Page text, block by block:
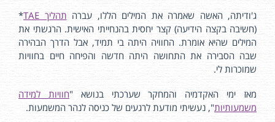
ג'ודיתה, האשה שאמרה את המילים הללו, עברה תהליך TAE
*
(חשיבה בקצה הידיעה) קצר יחסית בהנחייתי האישית. הרגשתי את
המילים שהיא אומרת. החוויה היתה בי תמיד, אבל הדרך הבהירה
שבה הסבירה את התחושה היתה חדשה והפיחה חיים בחוויות
שמוכרות לי.
מאז ימי האקדמיה והמחקר שערכתי בנושא "חוויות למידה
משמעותיות", נעשיתי מודעת לרגעים של כניסה לנהר המשמעות.